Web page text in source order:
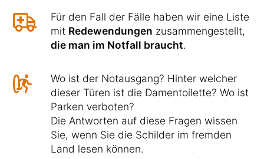
Für den Fall der Fälle haben wir eine Liste
mit Redewendungen zusammengestellt,
die man im Notfall braucht.
Wo ist der Notausgang? Hinter welcher
dieser Türen ist die Damentoilette? Wo ist
Parken verboten?
Die Antworten auf diese Fragen wissen
Sie, wenn Sie die Schilder im fremden
Land lesen können.